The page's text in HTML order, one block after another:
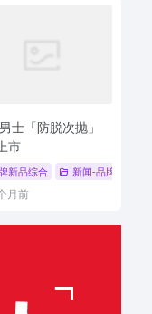
合 # 护肤新品 # 眼部新品
士「防脱次抛」
市
新品综合 新闻-品牌新品
月前